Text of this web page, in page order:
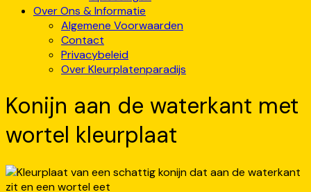
Over Ons & Informatie
Algemene Voorwaarden
Contact
Privacybeleid
Over Kleurplatenparadijs
Konijn aan de waterkant met
wortel kleurplaat